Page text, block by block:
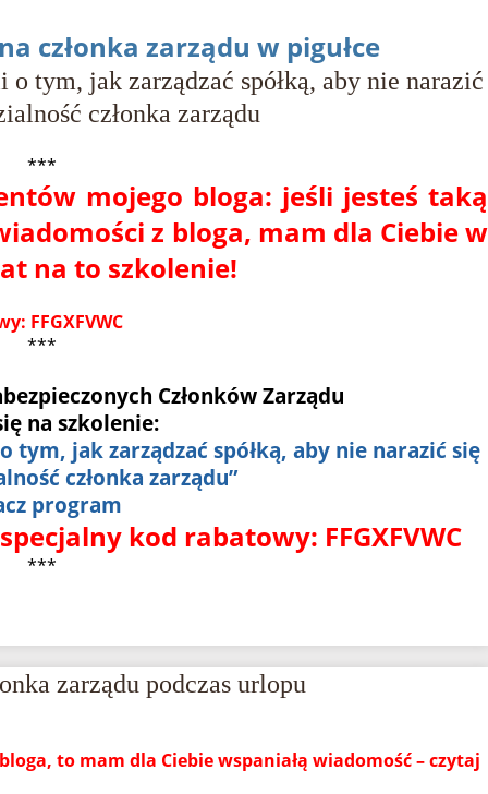
członka zarządu w pigułce
tym, jak zarządzać spółką, aby nie narazić
członka zarządu
***
mojego bloga: jeśli jesteś taką
z bloga, mam dla Ciebie w
na to szkolenie!
FFGXFVWC
***
Członków Zarządu
na szkolenie:
tym, jak zarządzać spółką, aby nie narazić się
członka zarządu”
program
kod rabatowy: FFGXFVWC
***
zarządu podczas urlopu
to mam dla Ciebie wspaniałą wiadomość – czytaj